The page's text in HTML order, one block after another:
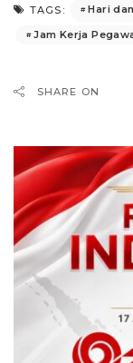
TAGS: Hari
Jam Kerja
SHARE ON